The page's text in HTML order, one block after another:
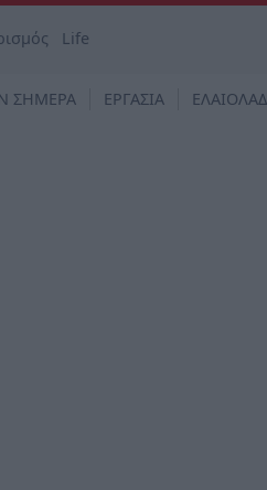
Life
ΣΗΜΕΡΑ ΕΡΓΑΣΙΑ